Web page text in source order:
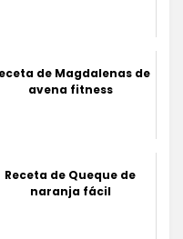
de Magdalenas de
avena fitness
Receta de Queque de
naranja fácil